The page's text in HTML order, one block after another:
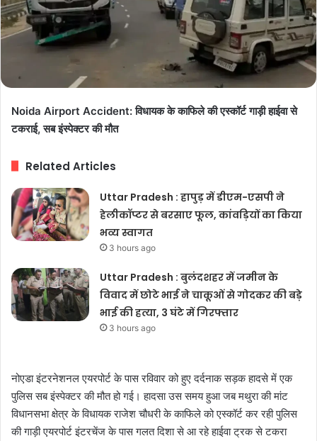
Noida Airport Accident: विधायक के काफिले की एस्कॉर्ट गाड़ी हाईवा से
टकराई, सब इंस्पेक्टर की मौत
Related Articles
Uttar Pradesh : हापुड़ में डीएम-एसपी ने
हेलीकॉप्टर से बरसाए फूल, कांवड़ियों का किया
भव्य स्वागत
3 hours ago
Uttar Pradesh : बुलंदशहर में जमीन के
विवाद में छोटे भाई ने चाकूओं से गोदकर की बड़े
भाई की हत्या, 3 घंटे में गिरफ्तार
3 hours ago
नोएडा इंटरनेशनल एयरपोर्ट के पास रविवार को हुए दर्दनाक सड़क हादसे में एक
पुलिस सब इंस्पेक्टर की मौत हो गई। हादसा उस समय हुआ जब मथुरा की मांट
विधानसभा क्षेत्र के विधायक राजेश चौधरी के काफिले को एस्कॉर्ट कर रही पुलिस
की गाड़ी एयरपोर्ट इंटरचेंज के पास गलत दिशा से आ रहे हाईवा ट्रक से टकरा